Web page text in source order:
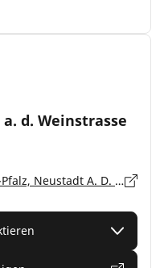
a. d. Weinstrasse
Von-der-Tann-Str. 9, Rheinland-Pfalz, Neustadt A. D. Weinstrasse - 67433